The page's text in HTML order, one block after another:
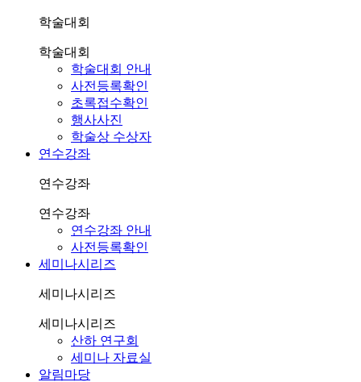
학술대회
학술대회
학술대회 안내
사전등록확인
초록접수확인
행사사진
학술상 수상자
연수강좌
연수강좌
연수강좌
연수강좌 안내
사전등록확인
세미나시리즈
세미나시리즈
세미나시리즈
산하 연구회
세미나 자료실
알림마당